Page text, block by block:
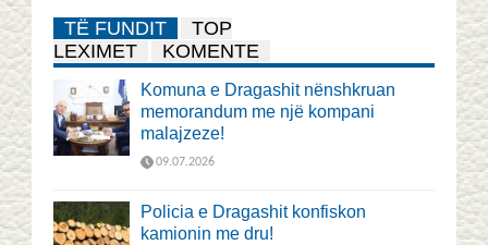
TË FUNDIT
TOP
LEXIMET
KOMENTE
Komuna e Dragashit nënshkruan
memorandum me një kompani
malajzeze!
09.07.2026
Policia e Dragashit konfiskon
kamionin me dru!